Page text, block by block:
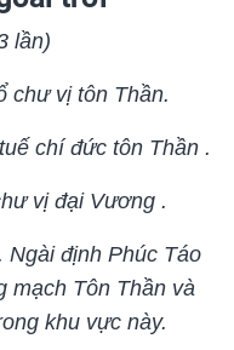
lần)
chư vị tôn Thần.
chí đức tôn Thần .
vị đại Vương .
Ngài định Phúc Táo
mạch Tôn Thần và
khu vực này.